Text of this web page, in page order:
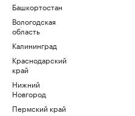
Башкортостан
Вологодская
область
Калининград
Краснодарский
край
Нижний
Новгород
Пермский край